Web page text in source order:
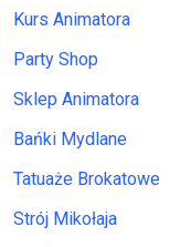
Kurs Animatora
Party Shop
Sklep Animatora
Bańki Mydlane
Tatuaże Brokatowe
Strój Mikołaja